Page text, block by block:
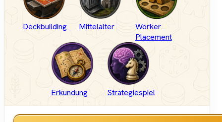
Deckbuilding Mittelalter
Worker
Placement
Erkundung Strategiespiel